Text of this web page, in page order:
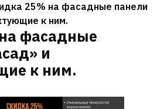
25% на фасадные панели
к ним.
фасадные
и
к ним.